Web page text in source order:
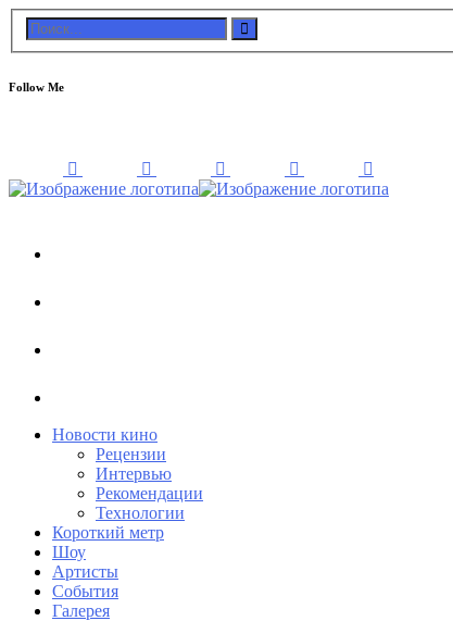
Follow Me
Новости кино
Рецензии
Интервью
Рекомендации
Технологии
Короткий метр
Шоу
Артисты
События
Галерея